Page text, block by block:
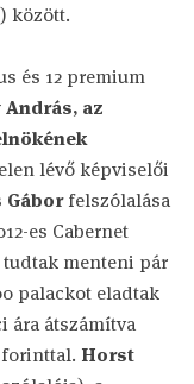
között.
és 12 premium
az
lévő képviselői
Gáborfelszólalása
es Cabernet
menteni pár
palackot eladtak
ára átszámítva
Horst